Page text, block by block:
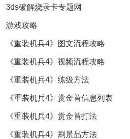
3ds破解烧录卡专题网
游戏攻略
《重装机兵4》图文流程攻略
《重装机兵4》视频流程攻略
《重装机兵4》练级方法
《重装机兵4》赏金首信息列表
《重装机兵4》赏金首打法
《重装机兵4》刷景品方法